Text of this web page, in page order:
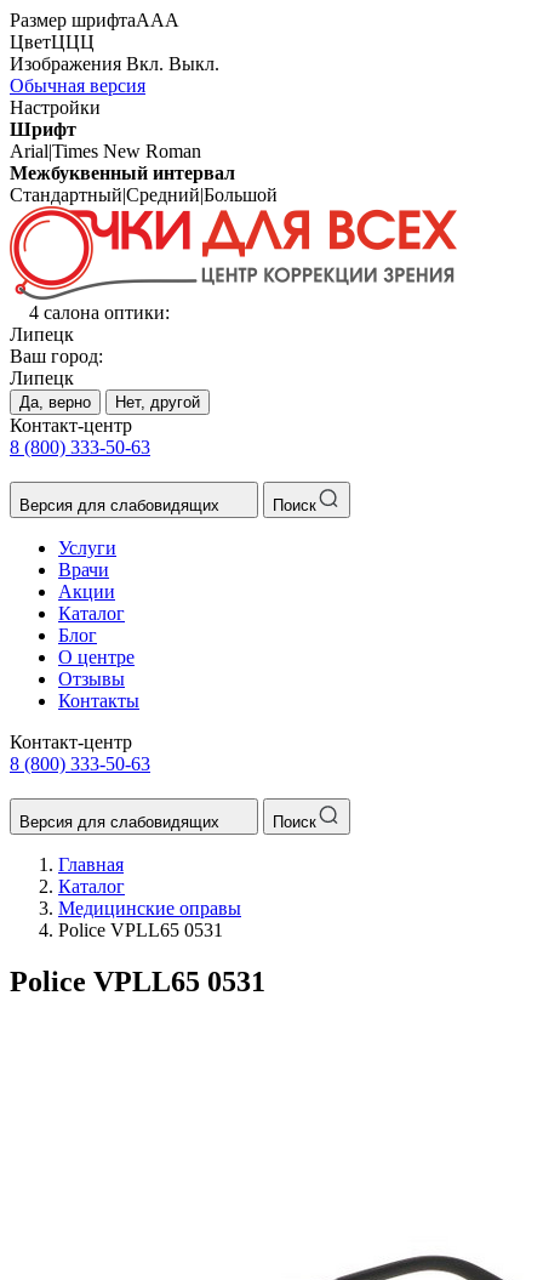
Размер шрифтаААА
ЦветЦЦЦ
Изображения Вкл. Выкл.
Обычная версия
Настройки
Шрифт
Arial|Times New Roman
Межбуквенный интервал
Стандартный|Средний|Большой
4 салона оптики:
Липецк
Ваш город:
Липецк
Да, верно Нет, другой
Контакт-центр
8 (800) 333-50-63
Версия для слабовидящих Поиск
Услуги
Врачи
Акции
Каталог
Блог
О центре
Отзывы
Контакты
Контакт-центр
8 (800) 333-50-63
Версия для слабовидящих Поиск
Главная
Каталог
Медицинские оправы
Police VPLL65 0531
Police VPLL65 0531